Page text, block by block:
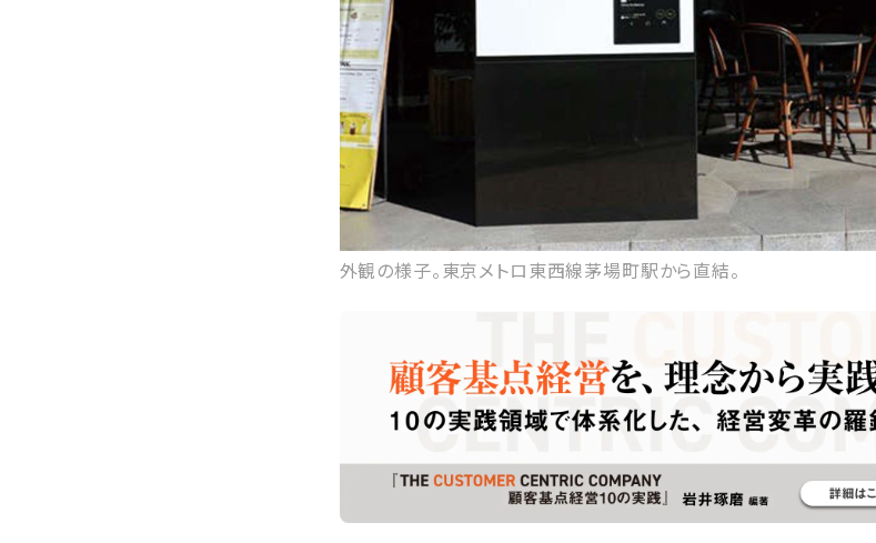
外観の様子。東京メトロ東西線茅場町駅から直結。